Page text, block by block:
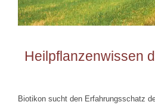
Heilpflanzenwissen
Biotikon sucht den Erfahrungsschatz